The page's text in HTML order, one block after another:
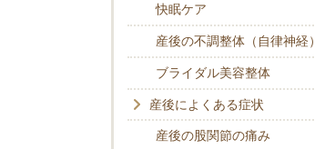
快眠ケア
産後の不調整体（自律神経）
ブライダル美容整体
産後によくある症状
産後の股関節の痛み